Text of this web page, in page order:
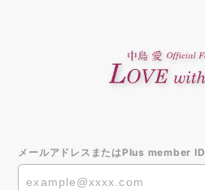
メールアドレスまたはPlus member ID